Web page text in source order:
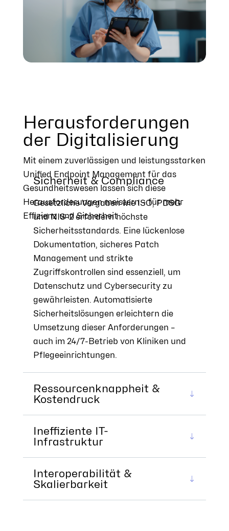
Herausforderungen
der Digitalisierung
Mit einem zuverlässigen und leistungsstarken
Unified Endpoint Management für das
Gesundheitswesen lassen sich diese
Herausforderungen meistern – für mehr
Effizienz und Sicherheit
Sicherheit & Compliance
Gesetzliche Vorgaben wie ISO, PDSG
und NIS-2 erfordern höchste
Sicherheitsstandards. Eine lückenlose
Dokumentation, sicheres Patch
Management und strikte
Zugriffskontrollen sind essenziell, um
Datenschutz und Cybersecurity zu
gewährleisten. Automatisierte
Sicherheitslösungen erleichtern die
Umsetzung dieser Anforderungen –
auch im 24/7-Betrieb von Kliniken und
Pflegeeinrichtungen.
Ressourcenknappheit &
Kostendruck
Ineffiziente IT-
Infrastruktur
Interoperabilität &
Skalierbarkeit